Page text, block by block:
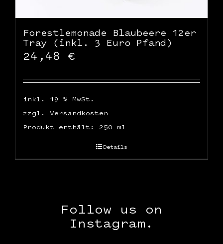
Forestlemonade Blaubeere 12er
Tray (inkl. 3 Euro Pfand)
24,48 €
inkl. 19 % MwSt.
zzgl. Versandkosten
Produkt enthält: 250 ml
Details
Follow us on
Instagram.